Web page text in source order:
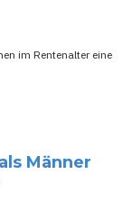
im Rentenalter eine
Männer